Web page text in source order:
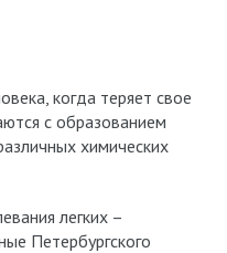
когда теряет свое
с образованием
химических
легких –
Петербургского